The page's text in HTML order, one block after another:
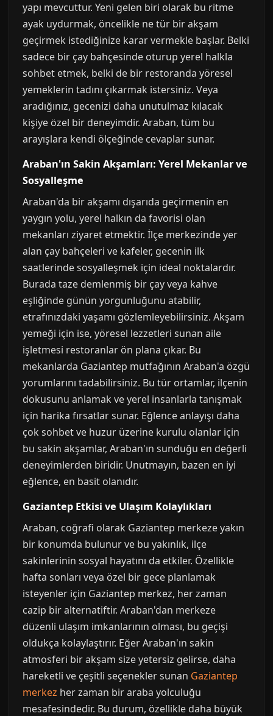
yapı mevcuttur. Yeni gelen biri olarak bu ritme
ayak uydurmak, öncelikle ne tür bir akşam
geçirmek istediğinize karar vermekle başlar. Belki
sadece bir çay bahçesinde oturup yerel halkla
sohbet etmek, belki de bir restoranda yöresel
yemeklerin tadını çıkarmak istersiniz. Veya
aradığınız, gecenizi daha unutulmaz kılacak
kişiye özel bir deneyimdir. Araban, tüm bu
arayışlara kendi ölçeğinde cevaplar sunar.
Araban'ın Sakin Akşamları: Yerel Mekanlar ve
Sosyalleşme
Araban'da bir akşamı dışarıda geçirmenin en
yaygın yolu, yerel halkın da favorisi olan
mekanları ziyaret etmektir. İlçe merkezinde yer
alan çay bahçeleri ve kafeler, gecenin ilk
saatlerinde sosyalleşmek için ideal noktalardır.
Burada taze demlenmiş bir çay veya kahve
eşliğinde günün yorgunluğunu atabilir,
etrafınızdaki yaşamı gözlemleyebilirsiniz. Akşam
yemeği için ise, yöresel lezzetleri sunan aile
işletmesi restoranlar ön plana çıkar. Bu
mekanlarda Gaziantep mutfağının Araban'a özgü
yorumlarını tadabilirsiniz. Bu tür ortamlar, ilçenin
dokusunu anlamak ve yerel insanlarla tanışmak
için harika fırsatlar sunar. Eğlence anlayışı daha
çok sohbet ve huzur üzerine kurulu olanlar için
bu sakin akşamlar, Araban'ın sunduğu en değerli
deneyimlerden biridir. Unutmayın, bazen en iyi
eğlence, en basit olanıdır.
Gaziantep Etkisi ve Ulaşım Kolaylıkları
Araban, coğrafi olarak Gaziantep merkeze yakın
bir konumda bulunur ve bu yakınlık, ilçe
sakinlerinin sosyal hayatını da etkiler. Özellikle
hafta sonları veya özel bir gece planlamak
isteyenler için Gaziantep merkez, her zaman
cazip bir alternatiftir. Araban'dan merkeze
düzenli ulaşım imkanlarının olması, bu geçişi
oldukça kolaylaştırır. Eğer Araban'ın sakin
atmosferi bir akşam size yetersiz gelirse, daha
hareketli ve çeşitli seçenekler sunan Gaziantep
merkez her zaman bir araba yolculuğu
mesafesindedir. Bu durum, özellikle daha büyük